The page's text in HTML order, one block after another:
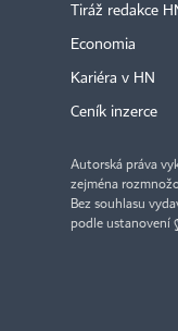
Tiráž redakce
Economia
Kariéra v HN
Ceník inzerce
Autorská práva
zejména
Bez souhlasu
podle ustanovení